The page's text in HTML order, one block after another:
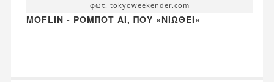
φωτ. tokyoweekender.com
MOFLIN - ΡΟΜΠΌΤ AI, ΠΟΥ «ΝΙΏΘΕΙ»